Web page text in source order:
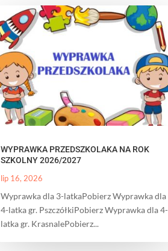
WYPRAWKA PRZEDSZKOLAKA NA ROK
SZKOLNY 2026/2027
lip 16, 2026
Wyprawka dla 3-latkaPobierz Wyprawka dla
4-latka gr. PszczółkiPobierz Wyprawka dla 4-
latka gr. KrasnalePobierz...